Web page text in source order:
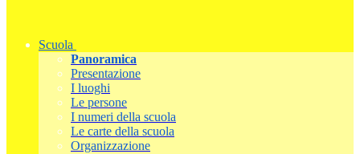
Scuola
Panoramica
Presentazione
I luoghi
Le persone
I numeri della scuola
Le carte della scuola
Organizzazione